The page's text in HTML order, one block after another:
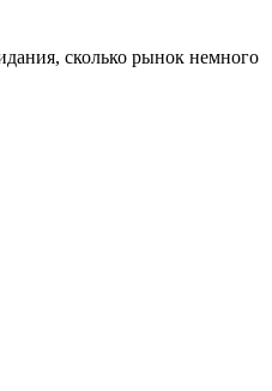
сколько рынок немного